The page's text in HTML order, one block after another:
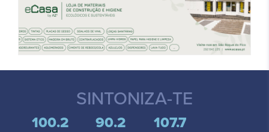
SINTONIZA-TE
100.2 90.2 107.7